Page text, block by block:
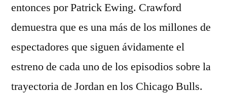
entonces por Patrick Ewing. Crawford
demuestra que es una más de los millones de
espectadores que siguen ávidamente el
estreno de cada uno de los episodios sobre la
trayectoria de Jordan en los Chicago Bulls.